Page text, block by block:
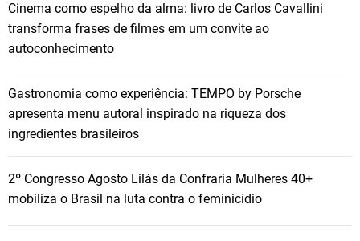
Cinema como espelho da alma: livro de Carlos Cavallini
transforma frases de filmes em um convite ao
autoconhecimento
Gastronomia como experiência: TEMPO by Porsche
apresenta menu autoral inspirado na riqueza dos
ingredientes brasileiros
2º Congresso Agosto Lilás da Confraria Mulheres 40+
mobiliza o Brasil na luta contra o feminicídio